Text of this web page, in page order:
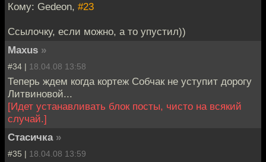
Кому: Gedeon, #23
Ссылочку, если можно, а то упустил))
Maxus »
#34 | 18.04.08 13:58
Теперь ждем когда кортеж Собчак не уступит дорогу
Литвиновой...
[Идет устанавливать блок посты, чисто на всякий
случай.]
Стасичка »
#35 | 18.04.08 13:59